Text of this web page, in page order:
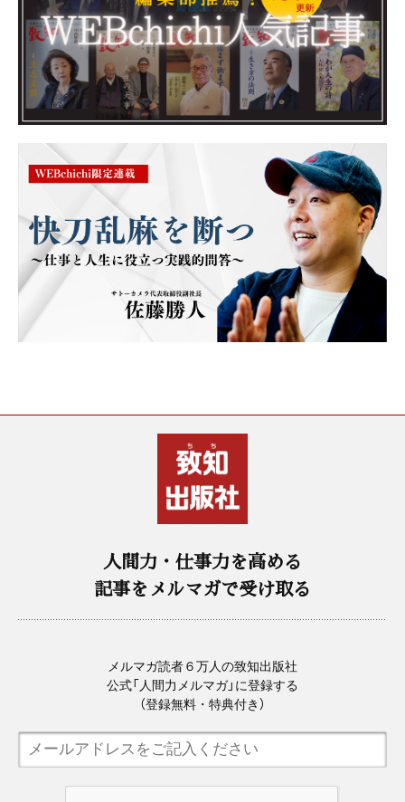
人間力・仕事力を高める
記事をメルマガで受け取る
メルマガ読者６万人の致知出版社
公式「人間力メルマガ」に登録する
（登録無料・特典付き）